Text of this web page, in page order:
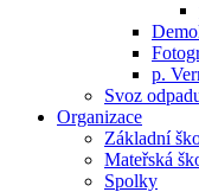
p.
Svoz
Organizace
Základní
Mateřská
Spolky